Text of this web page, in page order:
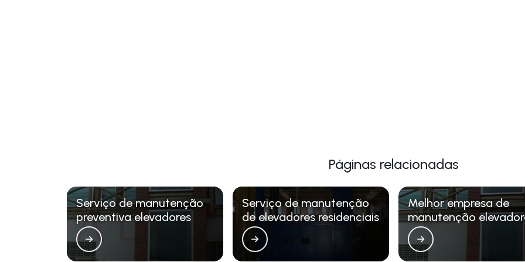
Páginas relacionadas
Serviço de manutenção
preventiva elevadores
Serviço de manutenção
de elevadores residenciais
Melhor empresa de
manutenção